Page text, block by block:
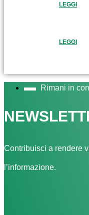
LEGGI
LEGGI
Rimani in
Contribuisci a rendere
l’informazione.